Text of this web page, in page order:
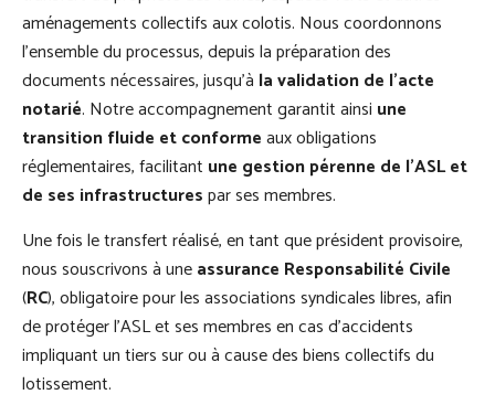
aménagements collectifs aux colotis. Nous coordonnons
l’ensemble du processus, depuis la préparation des
documents nécessaires, jusqu’à la validation de l’acte
notarié. Notre accompagnement garantit ainsi une
transition fluide et conformeaux obligations
réglementaires, facilitant une gestion pérenne de l’ASL et
de ses infrastructurespar ses membres.
Une fois le transfert réalisé, en tant que président provisoire,
nous souscrivons à uneassurance Responsabilité Civile
(RC), obligatoire pour les associations syndicales libres, afin
de protéger l’ASL et ses membres en cas d’accidents
impliquant un tiers sur ou à cause des biens collectifs du
lotissement.